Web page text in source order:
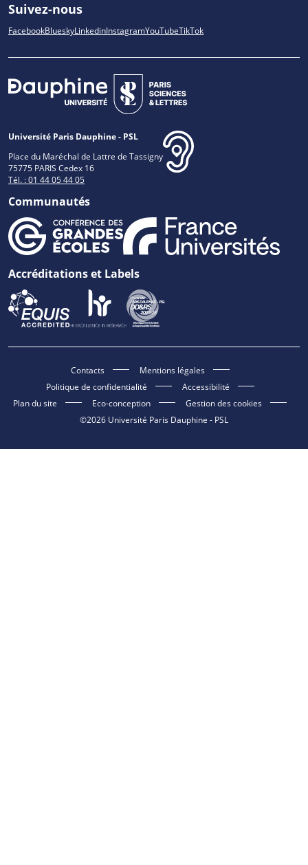
Suivez-nous
FacebookBlueskyLinkedinInstagramYouTubeTikTok
Université Paris Dauphine - PSL
Place du Maréchal de Lattre de Tassigny
75775 PARIS Cedex 16
Tél. : 01 44 05 44 05
Communautés
Accréditations et Labels
Contacts
Mentions légales
Politique de confidentialité
Accessibilité
Plan du site
Eco-conception
Gestion des cookies
©2026 Université Paris Dauphine - PSL